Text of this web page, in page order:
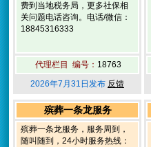
费到当地税务局，更多社保相
关问题电话咨询。电话/微信：
18845316333
代理栏目 编号： 18763
2026年7月31日发布 反馈
殡葬一条龙服务
殡葬一条龙服务，服务周到，
随叫随到，24小时服务热线：